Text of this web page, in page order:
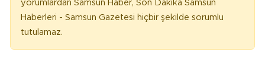
yorumlardan Samsun Haber, Son Dakika Samsun
Haberleri - Samsun Gazetesi hiçbir şekilde sorumlu
tutulamaz.